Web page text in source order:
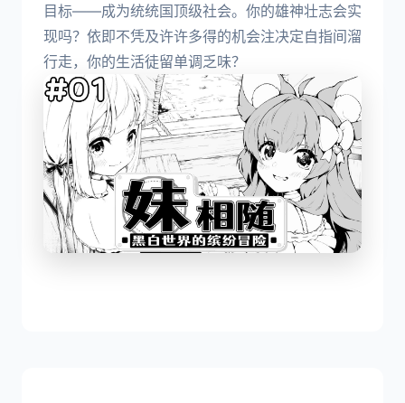
目标——成为统统国顶级社会。你的雄神壮志会实
现吗？依即不凭及许许多得的机会注决定自指间溜
行走，你的生活徒留单调乏味？